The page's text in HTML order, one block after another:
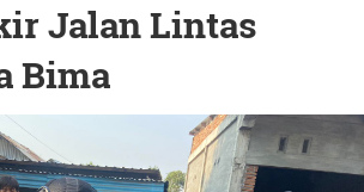
Jalan Lintas
Bima